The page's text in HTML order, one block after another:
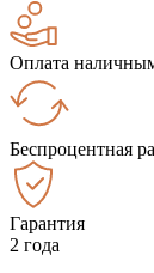
Оплата
Беспроцентная
Гарантия
2 года